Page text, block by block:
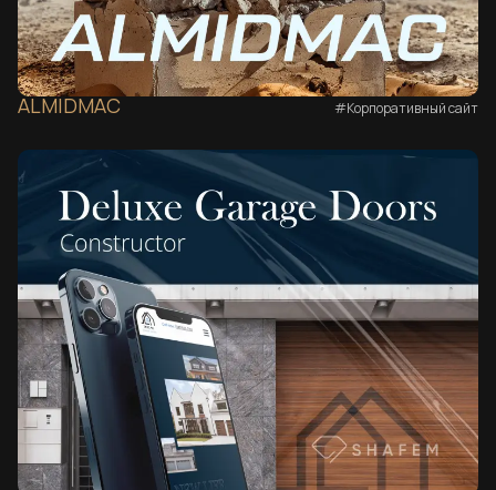
ALMIDMAC #Корпоративный сайт